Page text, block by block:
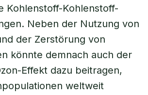
Kohlenstoff-Kohlenstoff-
Neben der Nutzung von
der Zerstörung von
könnte demnach auch der
Effekt dazu beitragen,
weltweit